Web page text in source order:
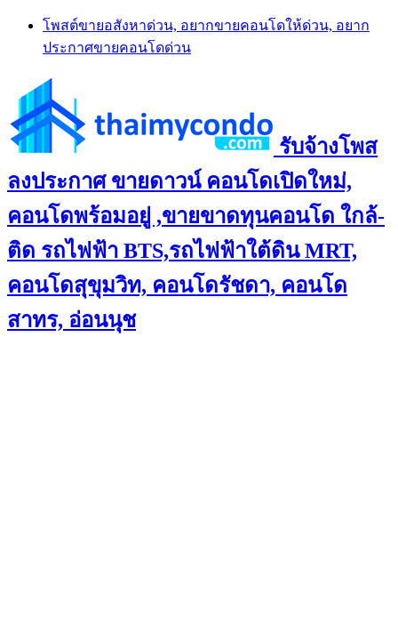
Skip
content
โพสต์ขายอสังหาด่วน, อยากขายคอนโดให้ด่วน, อยาก
ประกาศขายคอนโดด่วน
รับจ้างโพส
ลงประกาศ ขายดาวน์ คอนโดเปิดใหม่,
คอนโดพร้อมอยู่ ,ขายขาดทุนคอนโด ใกล้-
ติด รถไฟฟ้า BTS,รถไฟฟ้าใต้ดิน MRT,
คอนโดสุขุมวิท, คอนโดรัชดา, คอนโด
สาทร, อ่อนนุช